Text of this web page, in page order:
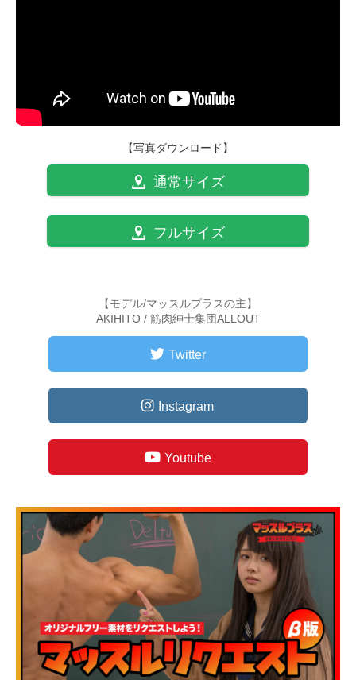
【写真ダウンロード】
通常サイズ
フルサイズ
【モデル/マッスルプラスの主】
AKIHITO / 筋肉紳士集団ALLOUT
Twitter
Instagram
Youtube